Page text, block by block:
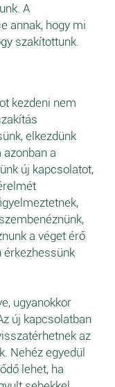
A
annak, hogy mi
szakítottunk.
kezdeni nem
elkezdünk
a
új kapcsolatot,
a véget érő
érkezhessünk
ugyanokkor
új kapcsolatban
az
Nehéz egyedül
lehet, ha